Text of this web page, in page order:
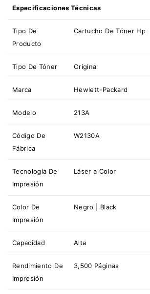
Especificaciones Técnicas
Tipo De
Producto
Cartucho De Tóner Hp
Tipo De Tóner Original
Marca Hewlett-Packard
Modelo 213A
Código De
Fábrica
W2130A
Tecnología De
Impresión
Láser a Color
Color De
Impresión
Negro | Black
Capacidad Alta
Rendimiento De
Impresión
3,500 Páginas